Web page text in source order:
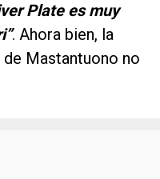
Plate es muy
. Ahora bien, la
Mastantuono no